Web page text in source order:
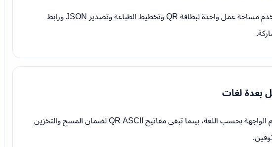
استخدم مساحة عمل واحدة لبطاقة QR وتخطيط الطباعة وتصدير JSON ورابط
بعدة لغات
تُترجم الواجهة بحسب اللغة، بينما تبقى مفاتيح QR ASCII لضمان المسح والتخزين